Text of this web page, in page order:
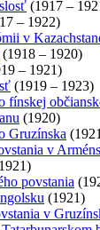
(1917 –
– 1922)
v
(1918 – 1920)
– 1921)
(1919 – 1923)
fínskej
(1920)
Gruzínska
v
povstania
(1921)
v